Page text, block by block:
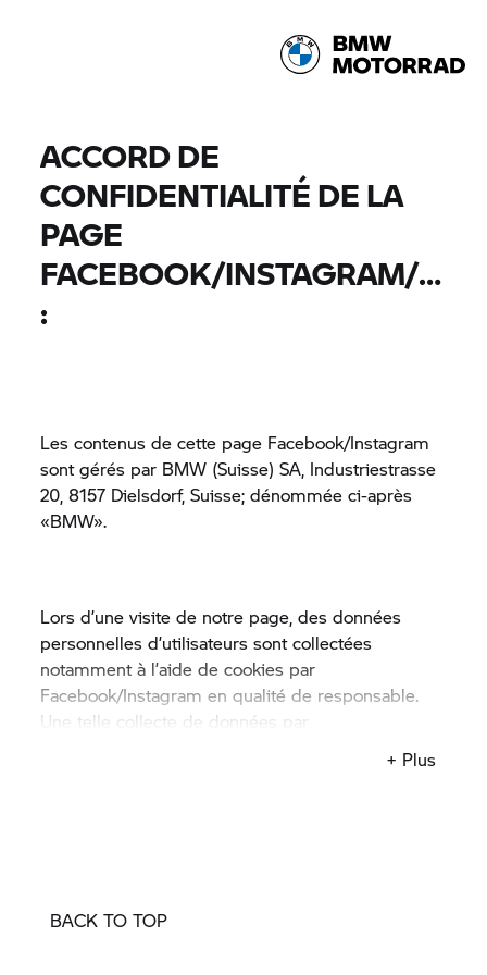
ACCORD DE
CONFIDENTIALITÉ DE LA
PAGE
FACEBOOK/INSTAGRAM/
:
Les contenus de cette page Facebook/Instagram
sont gérés par BMW (Suisse) SA, Industriestrasse
20, 8157 Dielsdorf, Suisse; dénommée ci-après
«BMW».
Lors d’une visite de notre page, des données
personnelles d’utilisateurs sont collectées
notamment à l’aide de cookies par
Facebook/Instagram en qualité de responsable.
Une telle collecte de données par
Facebook/Instagram peut également être réalisée
chez les visiteurs qui ne sont pas connectés ou
+ Plus
BACK TO TOP